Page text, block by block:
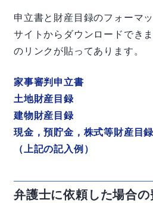
申立書と財産目録のフォーマッ
サイトからダウンロードでき
のリンクが貼ってあります。
家事審判申立書
土地財産目録
建物財産目録
現金，預貯金，株式等財産目録
（上記の記入例）
弁護士に依頼した場合の